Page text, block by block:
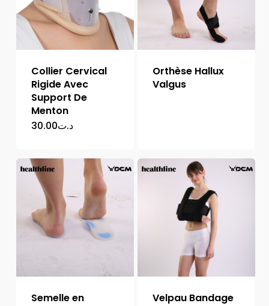
Collier Cervical
Rigide Avec
Support De
Menton
د.ت30.00
Orthèse Hallux
Valgus
Semelle en
Velpau Bandage